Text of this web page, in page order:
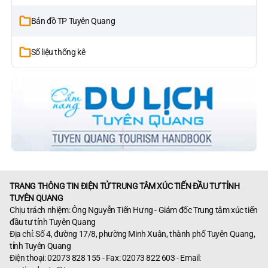
Bản đồ TP Tuyên Quang
Số liệu thống kê
TRANG THÔNG TIN ĐIỆN TỬ TRUNG TÂM XÚC TIẾN ĐẦU TƯ TỈNH
TUYÊN QUANG
Chịu trách nhiệm: Ông Nguyễn Tiến Hưng - Giám đốc Trung tâm xúc tiến
đầu tư tỉnh Tuyên Quang
Địa chỉ: Số 4, đường 17/8, phường Minh Xuân, thành phố Tuyên Quang,
tỉnh Tuyên Quang
Điện thoại: 02073 828 155 - Fax: 02073 822 603 - Email: